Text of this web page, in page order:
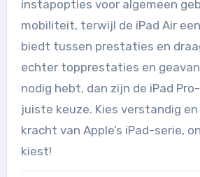
instapopties voor algemeen
mobiliteit, terwijl de iPad Air
biedt tussen prestaties en
echter topprestaties en
nodig hebt, dan zijn de iPad
juiste keuze. Kies verstandig
kracht van Apple’s iPad-serie,
kiest!